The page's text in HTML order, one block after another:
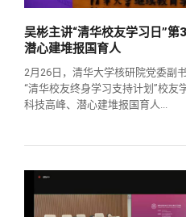
吴彬主讲“清华校友学习日”第
潜心建堆报国育人
2月26日，清华大学核研院党委副
“清华校友终身学习支持计划”校友
科技高峰、潜心建堆报国育人...